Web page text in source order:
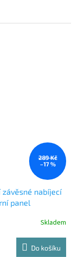
289 Kč
–17 %
závěsné nabíjecí
panel
Skladem
Do košíku